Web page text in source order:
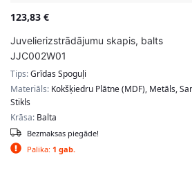
123,83 €
Juvelierizstrādājumu skapis, balts
JJC002W01
Tips:Grīdas Spoguļi
Materiāls: Kokšķiedru Plātne (MDF), Metāls,
Stikls
Krāsa: Balta
Palika: 1 gab.
Bezmaksas piegāde!